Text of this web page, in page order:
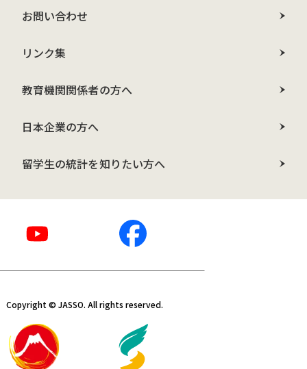
お問い合わせ
リンク集
教育機関関係者の方へ
日本企業の方へ
留学生の統計を知りたい方へ
Copyright © JASSO. All rights reserved.